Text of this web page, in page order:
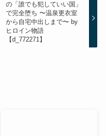
の「誰でも犯していい国」
で完全堕ち 〜温泉更衣室
から自宅中出しまで〜 by
ヒロイン物語
【d_772271】